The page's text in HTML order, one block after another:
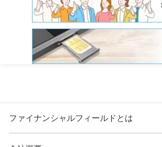
ファイナンシャルフィールドとは